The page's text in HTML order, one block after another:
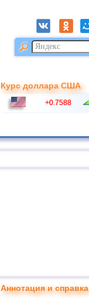
Курс доллара США
+0.7588
Аннотация и справка